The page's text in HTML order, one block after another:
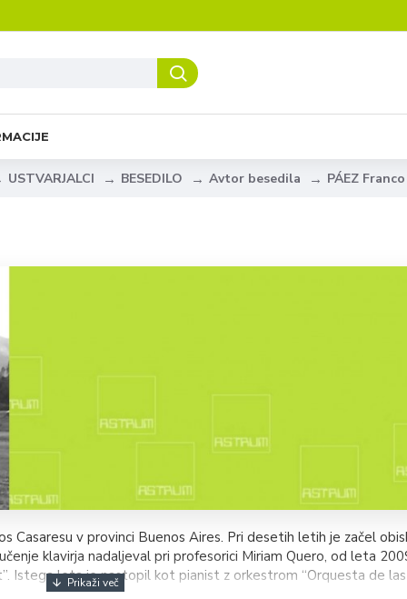
USTVARJALCI BESEDILO Avtor besedila PÁEZ
Casaresu v provinci Buenos Aires. Pri desetih letih je začel
klavirja nadaljeval pri profesorici Miriam Quero, od leta
Istega leta je nastopil kot pianist z orkestrom “Orquesta de las